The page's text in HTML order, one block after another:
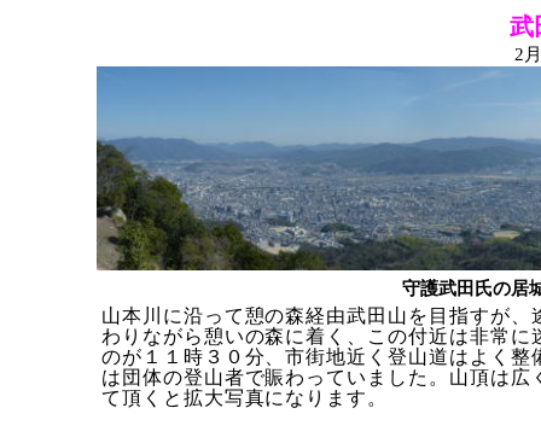
武
2
守護武田氏の居
山本川に沿って憩の森経由武田山を目指すが
わりながら憩いの森に着く、この付近は非常
のが１１時３０分、市街地近く登山道はよく
は団体の登山者で賑わっていました。山頂は
て頂くと拡大写真になります。